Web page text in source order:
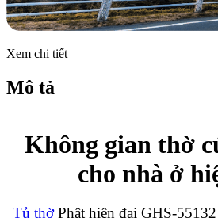
Xem chi tiết
Mô tả
Không gian thờ
cho nhà ở
Tủ thờPhật hiện đại GHS-